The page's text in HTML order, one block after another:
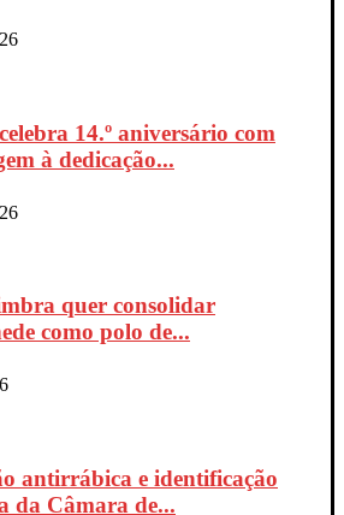
14.º aniversário com
à dedicação...
quer consolidar
como polo de...
antirrábica e identificação
da Câmara de...